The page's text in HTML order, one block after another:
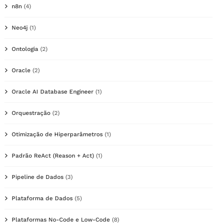
n8n (4)
Neo4j (1)
Ontologia (2)
Oracle (2)
Oracle AI Database Engineer (1)
Orquestração (2)
Otimização de Hiperparâmetros (1)
Padrão ReAct (Reason + Act) (1)
Pipeline de Dados (3)
Plataforma de Dados (5)
Plataformas No-Code e Low-Code (8)